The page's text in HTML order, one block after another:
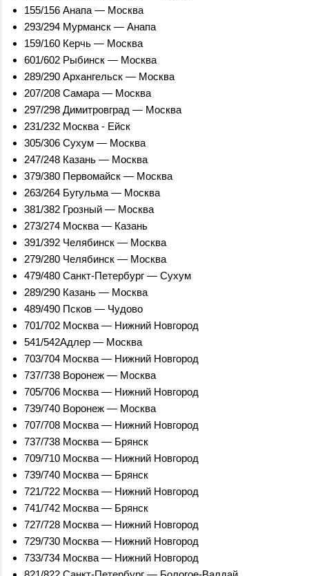
155/156 Анапа — Москва
293/294 Мурманск — Анапа
159/160 Керчь — Москва
601/602 Рыбинск — Москва
289/290 Архангельск — Москва
207/208 Самара — Москва
297/298 Димитровград — Москва
231/232 Москва - Ейск
305/306 Сухум — Москва
247/248 Казань — Москва
379/380 Первомайск — Москва
263/264 Бугульма — Москва
381/382 Грозный — Москва
273/274 Москва — Казань
391/392 Челябинск — Москва
279/280 Челябинск — Москва
479/480 Санкт-Петербург — Сухум
289/290 Казань — Москва
489/490 Псков — Чудово
701/702 Москва — Нижний Новгород
541/542Адлер — Москва
703/704 Москва — Нижний Новгород
737/738 Воронеж — Москва
705/706 Москва — Нижний Новгород
739/740 Воронеж — Москва
707/708 Москва — Нижний Новгород
737/738 Москва — Брянск
709/710 Москва — Нижний Новгород
739/740 Москва — Брянск
721/722 Москва — Нижний Новгород
741/742 Москва — Брянск
727/728 Москва — Нижний Новгород
729/730 Москва — Нижний Новгород
733/734 Москва — Нижний Новгород